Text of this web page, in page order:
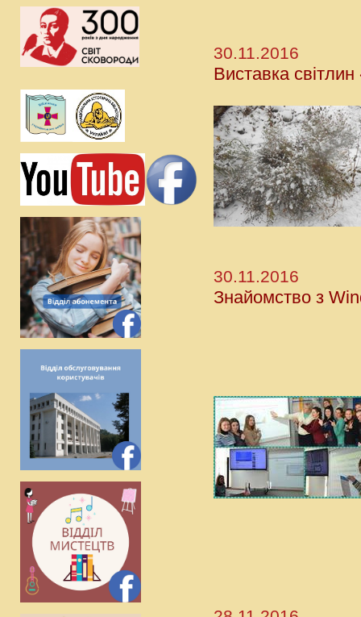
30.11.2016
Виставка
30.11.2016
Знайомство з